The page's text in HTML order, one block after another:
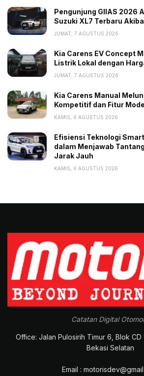
Pengunjung GIIAS 2026
Suzuki XL7 Terbaru
JUMAT, 7 AGUSTUS 2026
Kia Carens EV Concept
Listrik Lokal dengan
JUMAT, 7 AGUSTUS 2026
Kia Carens Manual
Kompetitif dan Fitur
KAMIS, 6 AGUSTUS 2026
Efisiensi Teknologi
dalam Menjawab
Jarak Jauh
KAMIS, 6 AGUSTUS 2026
Catatan Digital
Office: Jalan Pulosirih Timur 6, Blok
Bekasi Selatan
Email :